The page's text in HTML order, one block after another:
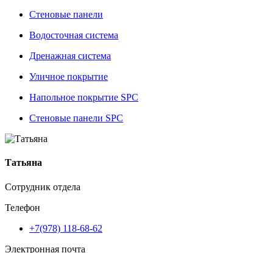
Стеновые панели
Водосточная система
Дренажная система
Уличное покрытие
Напольное покрытие SPC
Стеновые панели SPC
Татьяна
Сотрудник отдела
Телефон
+7(978) 118-68-62
Электронная почта